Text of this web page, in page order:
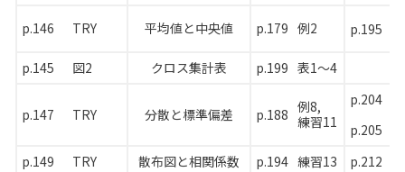
p.146 TRY 平均値と中央値 p.179 例2 p.195
p.145
図2 クロス集計表 p.199 表1～4
p.147 TRY 分散と標準偏差 p.188 例8,
練習11
p.204
p.205
p.149
TRY 散布図と相関係数 p.194 練習13 p.212